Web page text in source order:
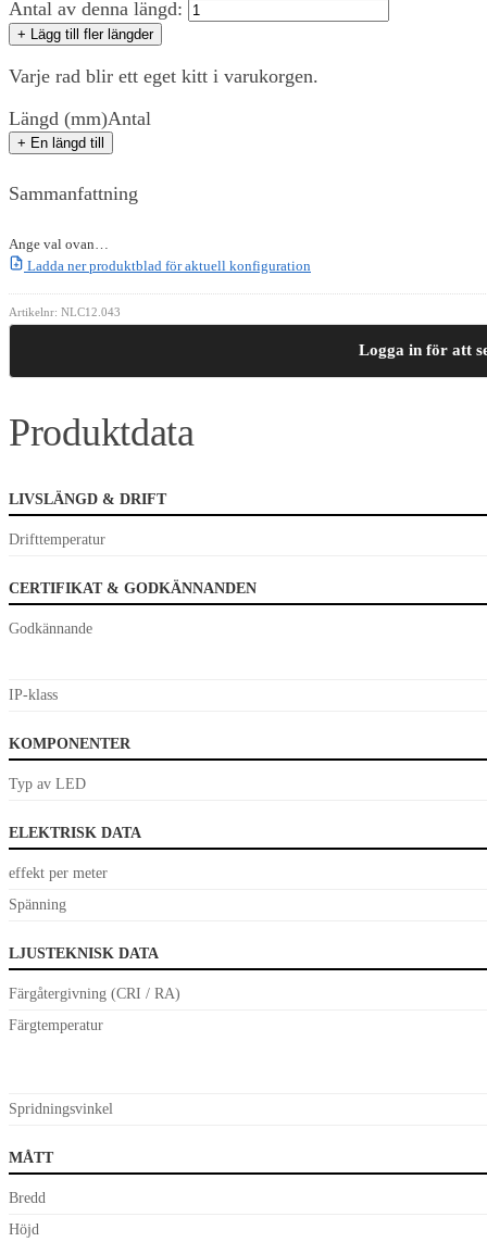
Antal av denna längd:
+ Lägg till fler längder
Varje rad blir ett eget kitt i varukorgen.
Längd (mm)Antal
+ En längd till
Sammanfattning
Ange val ovan…
Ladda ner produktblad för aktuell konfiguration
Artikelnr: NLC12.043
Logga in för att
Produktdata
LIVSLÄNGD & DRIFT
Drifttemperatur
CERTIFIKAT & GODKÄNNANDEN
Godkännande
IP-klass
KOMPONENTER
Typ av LED
ELEKTRISK DATA
effekt per meter
Spänning
LJUSTEKNISK DATA
Färgåtergivning (CRI / RA)
Färgtemperatur
Spridningsvinkel
MÅTT
Bredd
Höjd